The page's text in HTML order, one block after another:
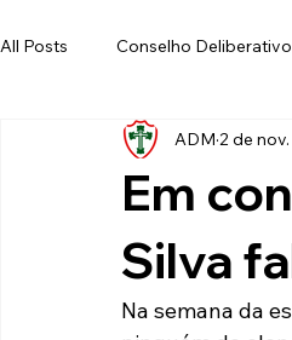
All Posts Conselho Deliberativo
Ação Social Futebol
Futebol de Base
Em
Silva
ADM 2 de
Na semana da